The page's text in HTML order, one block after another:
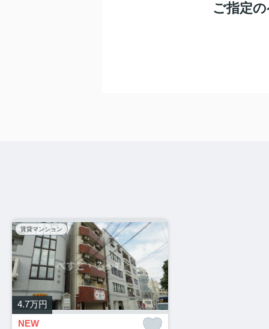
ご指定
賃貸マンション
4.7万円
NEW